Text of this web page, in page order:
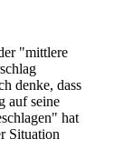
"mittlere
denke, dass
auf seine
hat
Situation